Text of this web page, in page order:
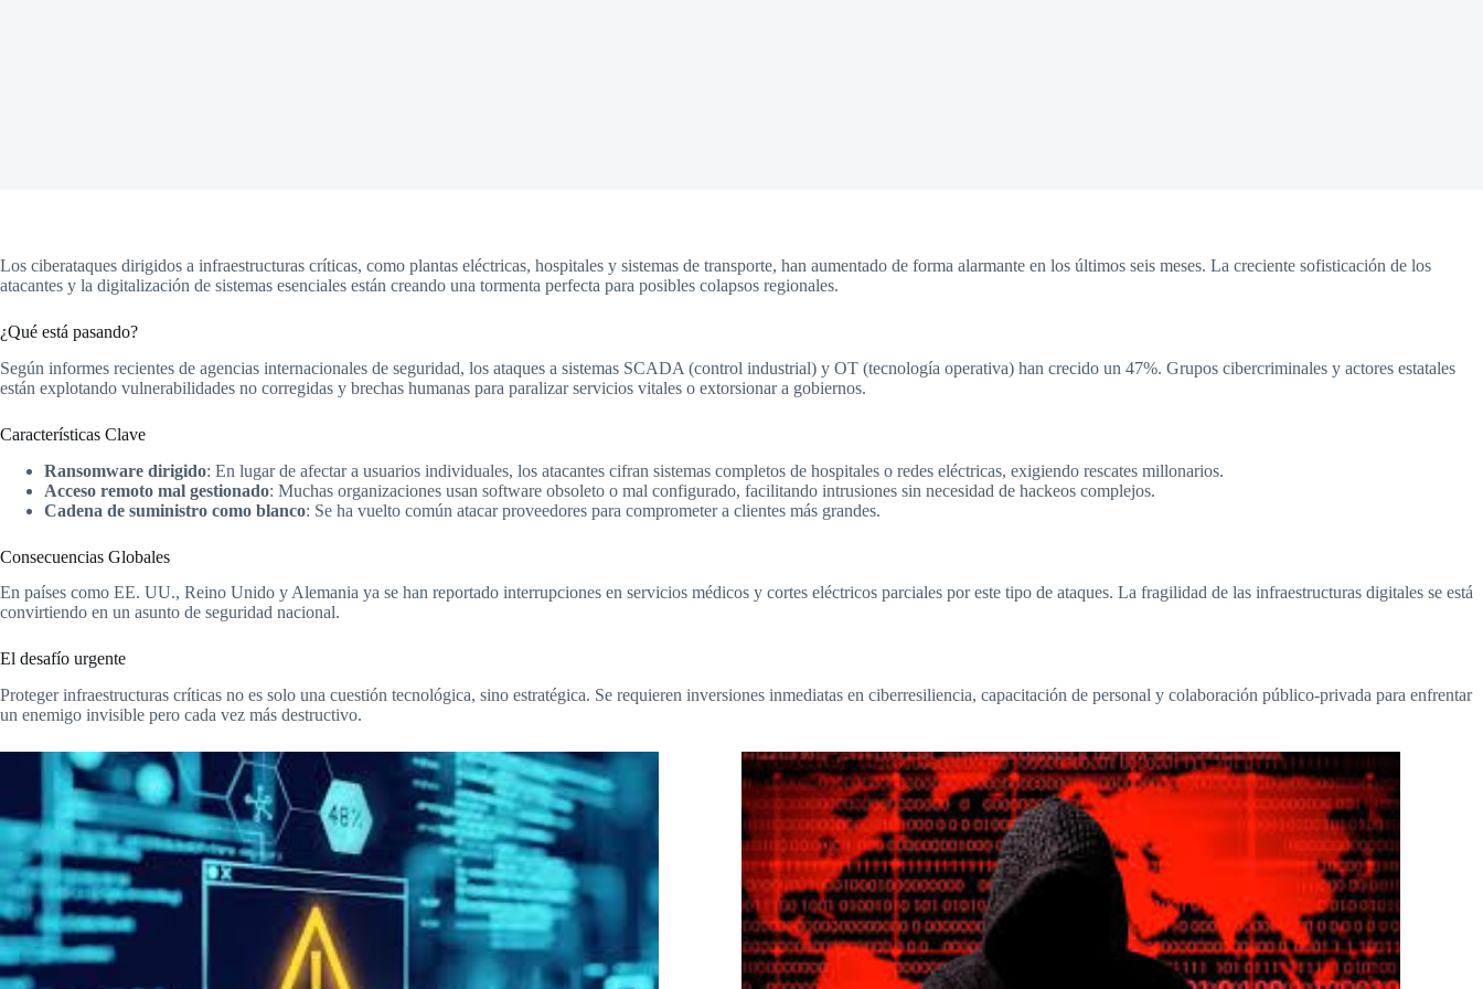
Los ciberataques dirigidos a infraestructuras críticas, como plantas eléctricas, hospitales y sistemas de transporte, han aumentado de forma alarmante en los últimos seis meses. La creciente sofisticación de los
atacantes y la digitalización de sistemas esenciales están creando una tormenta perfecta para posibles colapsos regionales.
¿Qué está pasando?
Según informes recientes de agencias internacionales de seguridad, los ataques a sistemas SCADA (control industrial) y OT (tecnología operativa) han crecido un 47%. Grupos cibercriminales y actores estatales
están explotando vulnerabilidades no corregidas y brechas humanas para paralizar servicios vitales o extorsionar a gobiernos.
Características Clave
Ransomware dirigido: En lugar de afectar a usuarios individuales, los atacantes cifran sistemas completos de hospitales o redes eléctricas, exigiendo rescates millonarios.
Acceso remoto mal gestionado: Muchas organizaciones usan software obsoleto o mal configurado, facilitando intrusiones sin necesidad de hackeos complejos.
Cadena de suministro como blanco: Se ha vuelto común atacar proveedores para comprometer a clientes más grandes.
Consecuencias Globales
En países como EE. UU., Reino Unido y Alemania ya se han reportado interrupciones en servicios médicos y cortes eléctricos parciales por este tipo de ataques. La fragilidad de las infraestructuras digitales se está
convirtiendo en un asunto de seguridad nacional.
El desafío urgente
Proteger infraestructuras críticas no es solo una cuestión tecnológica, sino estratégica. Se requieren inversiones inmediatas en ciberresiliencia, capacitación de personal y colaboración público-privada para enfrentar
un enemigo invisible pero cada vez más destructivo.